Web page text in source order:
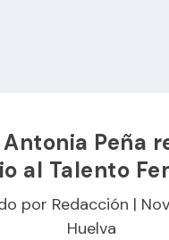
Peña
al Talento
por Redacción |
Huelva